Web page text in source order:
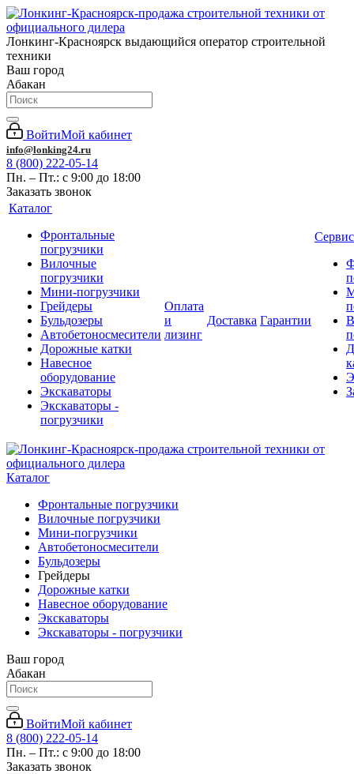
Лонкинг-Красноярск выдающийся оператор строительной
техники
Ваш город
Абакан
ВойтиМой кабинет
info@lonking24.ru
8 (800) 222-05-14
Пн. – Пт.: с 9:00 до 18:00
Заказать звонок
Каталог
Фронтальные
погрузчики
Вилочные
погрузчики
Мини-погрузчики
Грейдеры
Бульдозеры
Автобетоносмесители
Дорожные катки
Навесное
оборудование
Экскаваторы
Экскаваторы -
погрузчики
Оплата
и
лизинг
Доставка Гарантии
Каталог
Фронтальные погрузчики
Вилочные погрузчики
Мини-погрузчики
Автобетоносмесители
Бульдозеры
Грейдеры
Дорожные катки
Навесное оборудование
Экскаваторы
Экскаваторы - погрузчики
Ваш город
Абакан
ВойтиМой кабинет
8 (800) 222-05-14
Пн. – Пт.: с 9:00 до 18:00
Заказать звонок